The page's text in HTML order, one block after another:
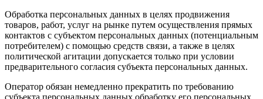
Обработка персональных данных в целях продвижения
товаров, работ, услуг на рынке путем осуществления прямых
контактов с субъектом персональных данных (потенциальным
потребителем) с помощью средств связи, а также в целях
политической агитации допускается только при условии
предварительного согласия субъекта персональных данных.
Оператор обязан немедленно прекратить по требованию
субъекта персональных данных обработку его персональных